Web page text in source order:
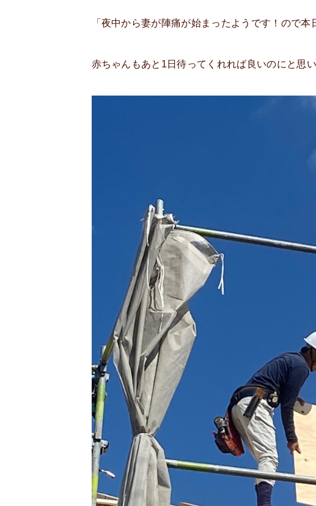
「夜中から妻が陣痛が始まったようです！ので
赤ちゃんもあと1日待ってくれれば良いのにと思